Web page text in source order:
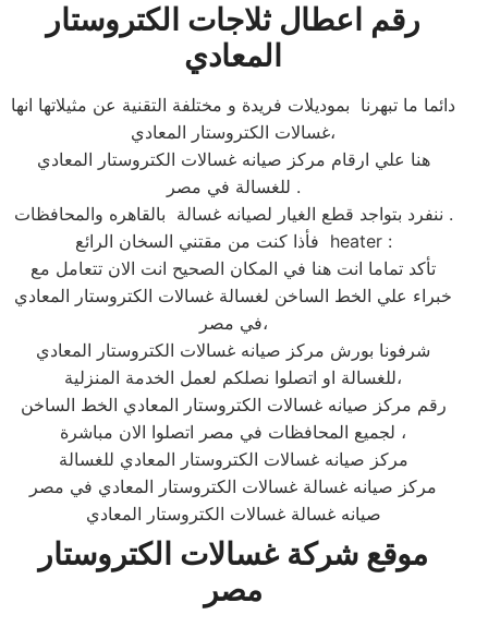
رقم اعطال ثلاجات الكتروستار
المعادي
دائما ما تبهرنا بموديلات فريدة و مختلفة التقنية عن مثيلاتها انها
غسالات الكتروستار المعادي،
هنا علي ارقام مركز صيانه غسالات الكتروستار المعادي
للغسالة في مصر .
ننفرد بتواجد قطع الغيار لصيانه غسالة بالقاهره والمحافظات .
فأذا كنت من مقتني السخان الرائع heater :
تأكد تماما انت هنا في المكان الصحيح انت الان تتعامل مع
خبراء علي الخط الساخن لغسالة غسالات الكتروستار المعادي
في مصر،
شرفونا بورش مركز صيانه غسالات الكتروستار المعادي
للغسالة او اتصلوا نصلكم لعمل الخدمة المنزلية،
رقم مركز صيانه غسالات الكتروستار المعادي الخط الساخن
لجميع المحافظات في مصر اتصلوا الان مباشرة ،
مركز صيانه غسالات الكتروستار المعادي للغسالة
مركز صيانه غسالة غسالات الكتروستار المعادي في مصر
صيانه غسالة غسالات الكتروستار المعادي
موقع شركة غسالات الكتروستار
مصر